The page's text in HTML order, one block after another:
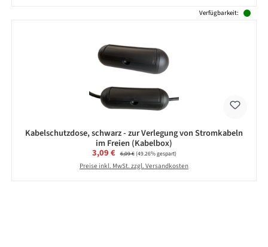
Verfügbarkeit:
Kabelschutzdose, schwarz - zur Verlegung von Stromkabeln
im Freien (Kabelbox)
Verkaufspreis:
3,09 € Regulärer Preis:
6,09 €(49.26% gespart)
Preise inkl. MwSt. zzgl. Versandkosten